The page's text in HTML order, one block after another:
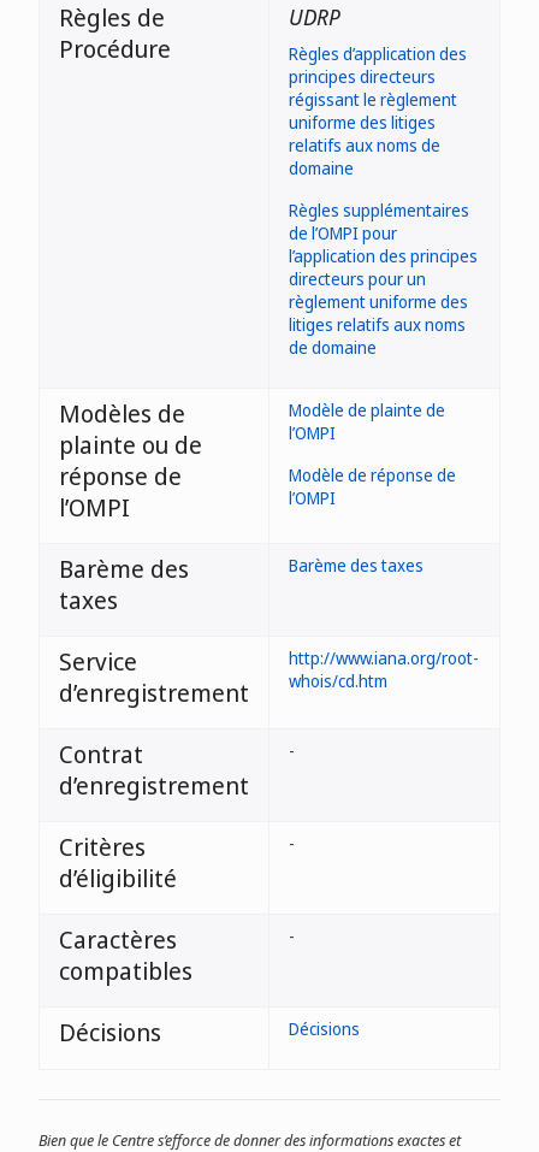
Règles de
Procédure
UDRP
Règles d’application des
principes directeurs
régissant le règlement
uniforme des litiges
relatifs aux noms de
domaine
Règles supplémentaires
de l’OMPI pour
l’application des principes
directeurs pour un
règlement uniforme des
litiges relatifs aux noms
de domaine
Modèles de
plainte ou de
réponse de
l’OMPI
Modèle de plainte de
l’OMPI
Modèle de réponse de
l’OMPI
Barème des
taxes
Barème des taxes
Service
d’enregistrement
http://www.iana.org/root-
whois/cd.htm
Contrat
d’enregistrement
-
Critères
d’éligibilité
-
Caractères
compatibles
-
Décisions Décisions
Bien que le Centre s’efforce de donner des informations exactes et